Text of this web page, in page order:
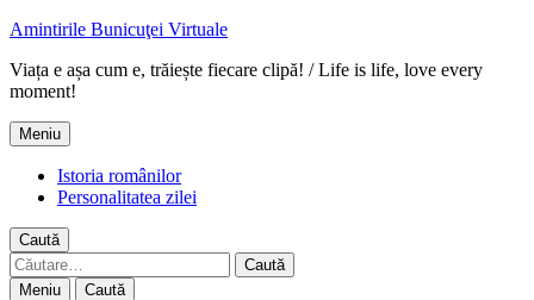
Amintirile Bunicuţei Virtuale
Viața e așa cum e, trăiește fiecare clipă! / Life is life, love every
moment!
Meniu
Istoria românilor
Personalitatea zilei
Caută
Caută
după:
Meniu Caută